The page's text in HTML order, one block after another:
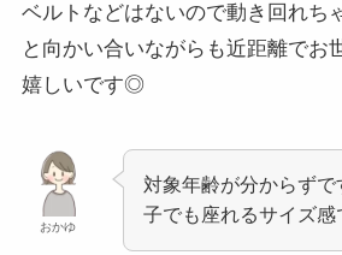
ベルトなどはないので動き回れち
と向かい合いながらも近距離でお
嬉しいです◎
おかゆ
対象年齢が分からずで
子でも座れるサイズ感